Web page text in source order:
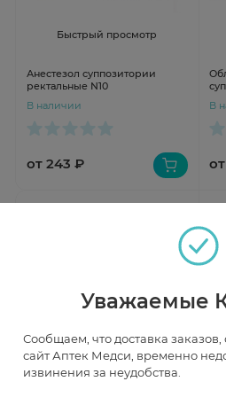
Быстрый просмотр
Анестезол суппозитории
ректальные N10
В наличии
от 243 ₽
В
Быстрый просмотр
Уважаемые
Сообщаем, что доставка
сайт Аптек Медси, временно
извинения за неудобства.